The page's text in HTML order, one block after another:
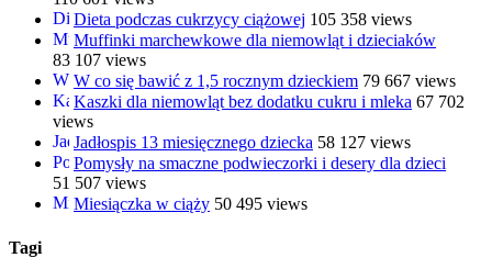
Dieta podczas cukrzycy ciążowej 105 358 views
Muffinki marchewkowe dla niemowląt i dzieciaków
83 107 views
W co się bawić z 1,5 rocznym dzieckiem 79 667 views
Kaszki dla niemowląt bez dodatku cukru i mleka 67 702
views
Jadłospis 13 miesięcznego dziecka 58 127 views
Pomysły na smaczne podwieczorki i desery dla dzieci
51 507 views
Miesiączka w ciąży 50 495 views
Tagi